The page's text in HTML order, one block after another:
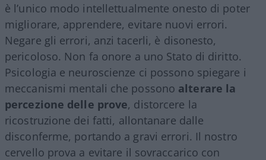
è l’unico modo intellettualmente onesto di poter
migliorare, apprendere, evitare nuovi errori.
Negare gli errori, anzi tacerli, è disonesto,
pericoloso. Non fa onore a uno Stato di diritto.
Psicologia e neuroscienze ci possono spiegare i
meccanismi mentali che possono alterare la
percezione delle prove, distorcere la
ricostruzione dei fatti, allontanare dalle
disconferme, portando a gravi errori. Il nostro
cervello prova a evitare il sovraccarico con